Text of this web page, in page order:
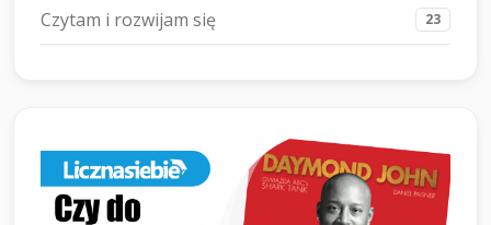
Czytam i rozwijam się 23